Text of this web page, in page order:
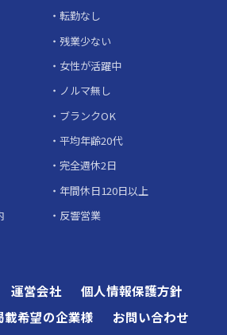
転勤なし
残業少ない
女性が活躍中
ノルマ無し
ブランクOK
平均年齢20代
完全週休2日
年間休日120日以上
反響営業
運営会社
個人情報保護方針
載希望の企業様 お問い合わせ